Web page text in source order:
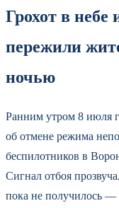
Грохот в небе
пережили
ночью
Ранним утром 8 июля
об отмене режима
беспилотников в
Сигнал отбоя
пока не получилось —